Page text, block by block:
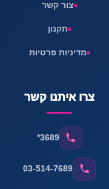
צור קשר
תקנון
מדיניות פרטיות
צרו איתנו קשר
*3689
03-514-7689